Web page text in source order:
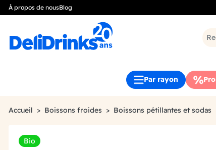
À propos de nousBlog
Par rayon
Accueil Boissons froides Boissons pétillantes et sodas
Bio